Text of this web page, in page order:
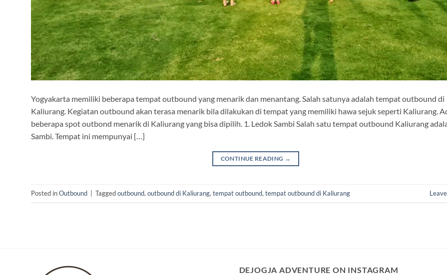
Yogyakarta memiliki beberapa tempat outbound yang menarik dan menantang. Salah satunya adalah tempat outbound di
Kaliurang. Kegiatan outbound akan terasa menarik bila dilakukan di tempat yang memiliki hawa sejuk seperti Kaliurang.
beberapa spot outbond menarik di Kaliurang yang bisa dipilih. 1. Ledok Sambi Salah satu tempat outbound Kaliurang
Sambi. Tempat ini mempunyai […]
CONTINUE READING →
Posted inOutbound Taggedoutbound, outbound di Kaliurang, tempat outbound, tempat outbound di Kaliurang
DEJOGJA ADVENTURE ON INSTAGRAM